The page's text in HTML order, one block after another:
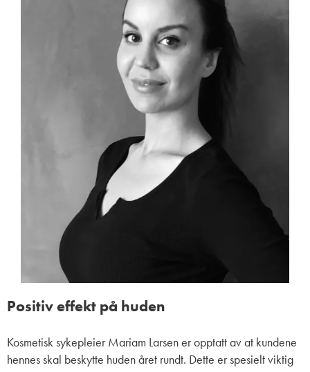
Positiv effekt på huden
Kosmetisk sykepleier Mariam Larsen er opptatt av at kundene
hennes skal beskytte huden året rundt. Dette er spesielt viktig